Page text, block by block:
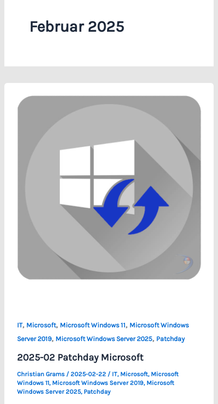
Februar 2025
IT, Microsoft, Microsoft Windows 11, Microsoft Windows
Server 2019, Microsoft Windows Server 2025, Patchday
2025-02 Patchday Microsoft
Christian Grams / 2025-02-22 / IT, Microsoft, Microsoft
Windows 11, Microsoft Windows Server 2019, Microsoft
Windows Server 2025, Patchday